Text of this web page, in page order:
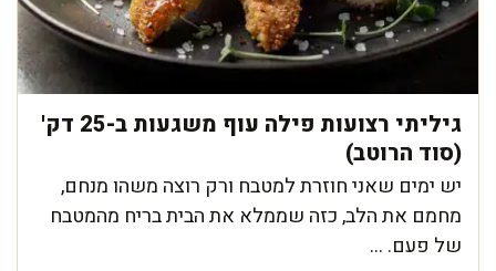
גיליתי רצועות פילה עוף משגעות ב-25 דק'
(סוד הרוטב)
יש ימים שאני חוזרת למטבח ורק רוצה משהו מנחם,
מחמם את הלב, כזה שממלא את הבית בריח מהמטבח
של פעם. ...